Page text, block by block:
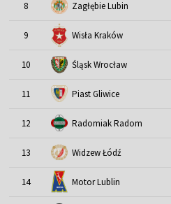
8 Zagłębie Lubin
9 Wisła Kraków
10 Śląsk Wrocław
11 Piast Gliwice
12 Radomiak Radom
13 Widzew Łódź
14 Motor Lublin